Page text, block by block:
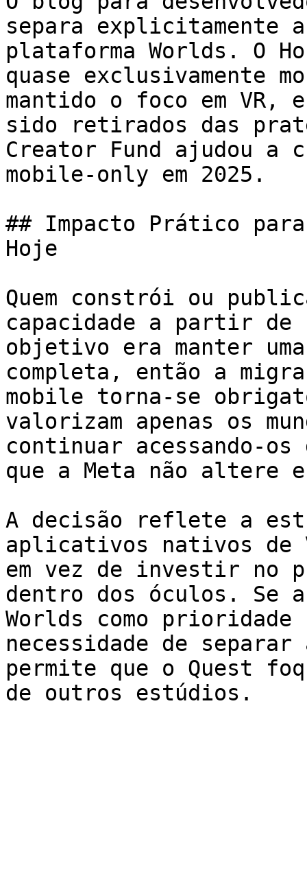
separa explicitamente
plataforma Worlds. O
quase exclusivamente
mantido o foco em VR,
sido retirados das
Creator Fund ajudou a
mobile-only em 2025.
## Impacto Prático para
Hoje
Quem constrói ou
capacidade a partir de
objetivo era manter
completa, então a
mobile torna-se
valorizam apenas os
continuar acessando-
que a Meta não altere
A decisão reflete a
aplicativos nativos de
em vez de investir no
dentro dos óculos. Se
Worlds como
necessidade de separar
permite que o Quest
de outros estúdios.